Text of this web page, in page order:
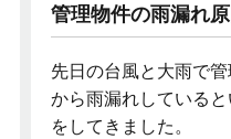
管理物件の雨漏れ
先日の台風と大雨で
から雨漏れしている
をしてきました。